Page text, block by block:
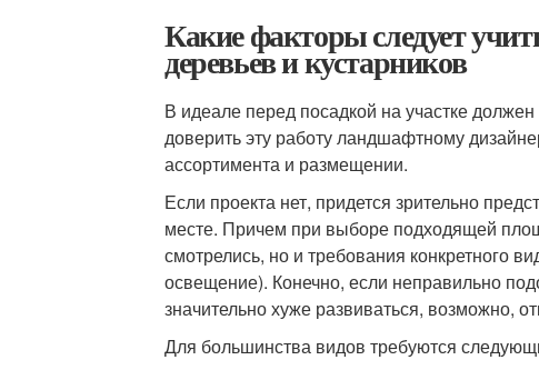
Какие факторы следует
деревьев и кустарников
В идеале перед посадкой на участке
доверить эту работу ландшафтному
ассортимента и размещении.
Если проекта нет, придется зрительно
месте. Причем при выборе подходящей
смотрелись, но и требования конкретного
освещение). Конечно, если неправильно
значительно хуже развиваться, возможно,
Для большинства видов требуются